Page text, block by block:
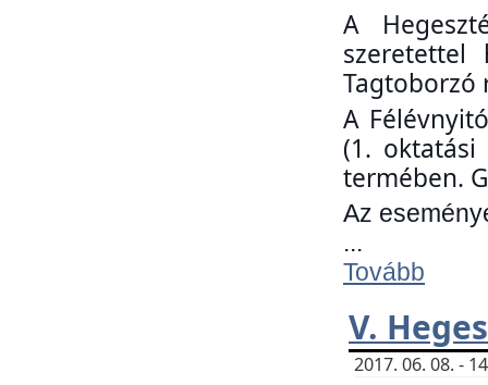
A
Tagtoborzó
A
(1. oktatási
termében.
Az
...
Tovább
V.
2017. 06. 08. -